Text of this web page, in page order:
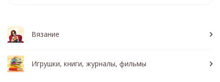
Вязание
Игрушки, книги, журналы, фильмы